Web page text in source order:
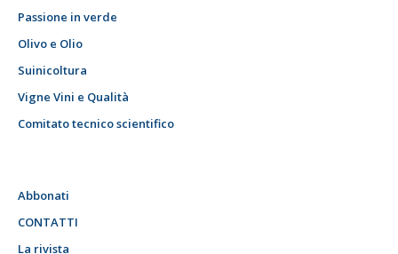
Passione in verde
Olivo e Olio
Suinicoltura
Vigne Vini e Qualità
Comitato tecnico scientifico
Abbonati
CONTATTI
La rivista